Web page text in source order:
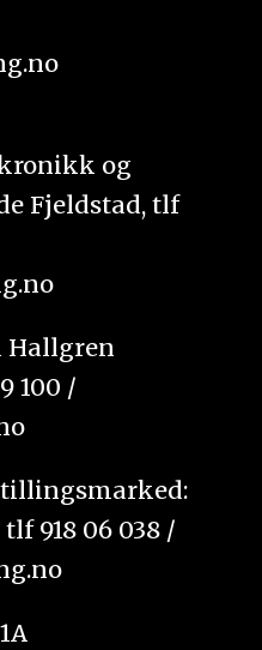
og
Fjeldstad, tlf
Hallgren
100 /
918 06 038 /